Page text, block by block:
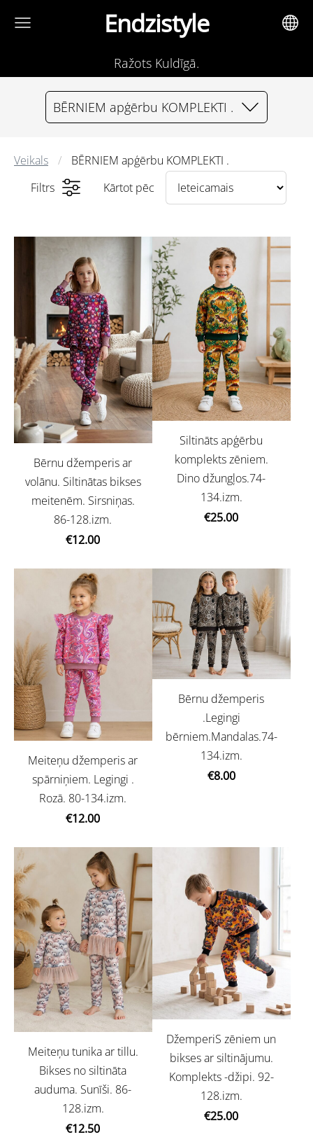
Endzistyle
Ražots Kuldīgā.
BĒRNIEM apģērbu KOMPLEKTI .
Veikals
BĒRNIEM apģērbu KOMPLEKTI .
Filtrs
Kārtot pēc
Bērnu džemperis ar
volānu. Siltinātas bikses
meitenēm. Sirsniņas.
86-128.izm.
€12.00
Siltināts apģērbu
komplekts zēniem.
Dino džungļos.74-
134.izm.
€25.00
Meiteņu džemperis ar
spārniņiem. Legingi .
Rozā. 80-134.izm.
€12.00
Bērnu džemperis
.Legingi
bērniem.Mandalas.74-
134.izm.
€8.00
Meiteņu tunika ar tillu.
Bikses no siltināta
auduma. Sunīši. 86-
128.izm.
€12.50
DžemperiS zēniem un
bikses ar siltinājumu.
Komplekts -džipi. 92-
128.izm.
€25.00